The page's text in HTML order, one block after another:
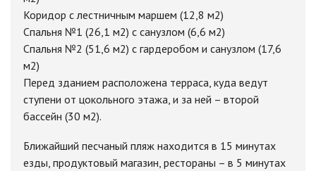
Коридор с лестничным маршем (12,8 м2)
Спальня №1 (26,1 м2) с санузлом (6,6 м2)
Спальня №2 (51,6 м2) с гардеробом и санузлом (17,6
м2)
Перед зданием расположена терраса, куда ведут
ступени от цокольного этажа, и за ней – второй
бассейн (30 м2).
Ближайший песчаный пляж находится в 15 минутах
езды, продуктовый магазин, рестораны – в 5 минутах